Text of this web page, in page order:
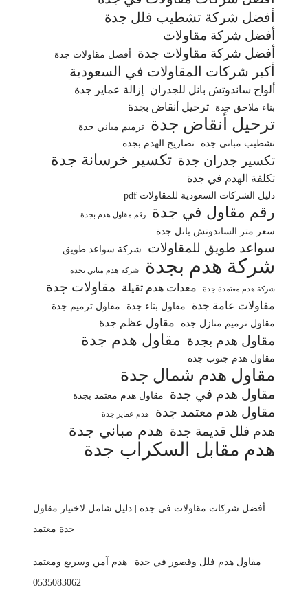
أفضل شركة تشطيب فلل جدة
أفضل شركة مقاولات
أفضل شركة مقاولات جدة
أفضل مقاولات جدة
أكبر شركات المقاولات في السعودية
ألواح ساندوتش بانل للجدران إزالة عماير جدة
بناء ملاحق جدة ترحيل أنقاض بجدة
ترحيل أنقاض جدة
ترميم مباني جدة
تشطيب مباني جدة
تصاريح الهدم بجدة
تكسير جدران جدة تكسير خرسانة جدة
تكلفة الهدم في جدة
دليل الشركات السعودية للمقاولات pdf
رقم مقاول في جدة رقم مقاول هدم بجدة
سعر متر الساندوتش بانل جدة
سواعد طويق للمقاولات شركة سواعد طويق
شركة هدم بجدة شركة هدم مباني بجدة
شركة هدم معتمدة جدة معدات هدم ثقيلة مقاولات جدة
مقاولات عامة جدة مقاول بناء جدة
مقاول ترميم جدة
مقاول ترميم منازل جدة
مقاول عظم جدة
مقاول هدم بجدة مقاول هدم جدة
مقاول هدم جنوب جدة
مقاول هدم شمال جدة
مقاول هدم في جدة مقاول هدم معتمد بجدة
مقاول هدم معتمد جدة هدم عماير جدة
هدم فلل قديمة جدة هدم مباني جدة
هدم مقابل السكراب جدة
أفضل شركات مقاولات في جدة | دليل شامل لاختيار مقاول
جدة معتمد
مقاول هدم فلل وقصور في جدة | هدم آمن وسريع ومعتمد
0535083062